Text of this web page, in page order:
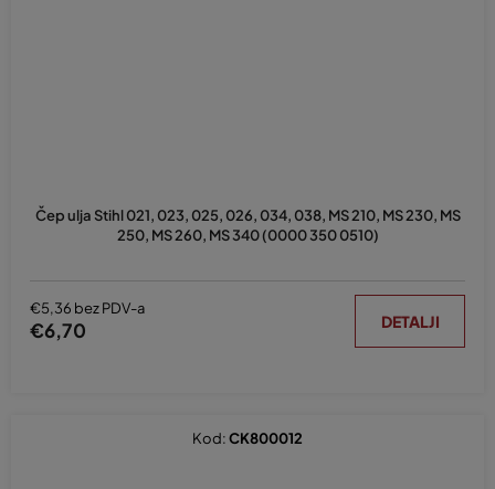
Čep ulja Stihl 021, 023, 025, 026, 034, 038, MS 210, MS 230, MS
250, MS 260, MS 340 (0000 350 0510)
€5,36 bez PDV-a
€6,70 DETALJI
Kod:CK800012